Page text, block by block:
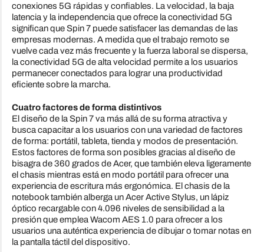
conexiones 5G rápidas y confiables. La velocidad, la baja
latencia y la independencia que ofrece la conectividad 5G
significan que Spin 7 puede satisfacer las demandas de las
empresas modernas. A medida que el trabajo remoto se
vuelve cada vez más frecuente y la fuerza laboral se dispersa,
la conectividad 5G de alta velocidad permite a los usuarios
permanecer conectados para lograr una productividad
eficiente sobre la marcha.
Cuatro factores de forma distintivos
El diseño de la Spin 7 va más allá de su forma atractiva y
busca capacitar a los usuarios con una variedad de factores
de forma: portátil, tableta, tienda y modos de presentación.
Estos factores de forma son posibles gracias al diseño de
bisagra de 360 grados de Acer, que también eleva ligeramente
el chasis mientras está en modo portátil para ofrecer una
experiencia de escritura más ergonómica. El chasis de la
notebook también alberga un Acer Active Stylus, un lápiz
óptico recargable con 4.096 niveles de sensibilidad a la
presión que emplea Wacom AES 1.0 para ofrecer a los
usuarios una auténtica experiencia de dibujar o tomar notas en
la pantalla táctil del dispositivo.